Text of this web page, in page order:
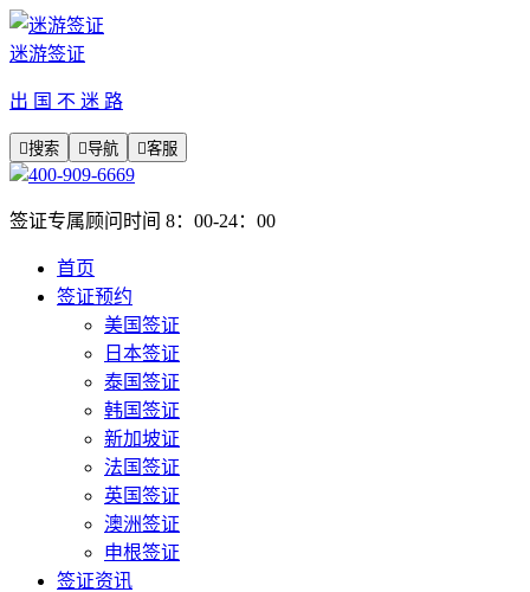
迷游签证
出 国 不 迷 路
搜索 导航 客服
400-909-6669
签证专属顾问时间 8：00-24：00
首页
签证预约
美国签证
日本签证
泰国签证
韩国签证
新加坡证
法国签证
英国签证
澳洲签证
申根签证
签证资讯